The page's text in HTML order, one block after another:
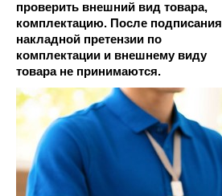
проверить внешний вид товара,
комплектацию. После подписания
накладной претензии по
комплектации и внешнему виду
товара не принимаются.